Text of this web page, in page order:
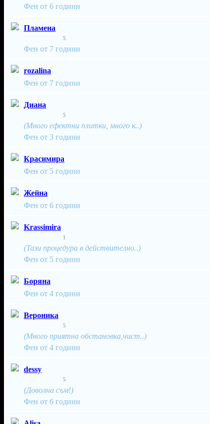
Фен от 6 години
Пламена
5
Фен от 7 години
rozalina
Фен от 7 години
Диана
5
(Много ефектни плитки, много к..)
Фен от 3 години
Красимира
Фен от 5 години
Жейна
Фен от 6 години
Krassimira
1
(Тази процедура в действително..)
Фен от 5 години
Боряна
Фен от 4 години
Вероника
5
(Много приятна обстановка,чист..)
Фен от 4 години
dessy
5
(Доволна съм!)
Фен от 6 години